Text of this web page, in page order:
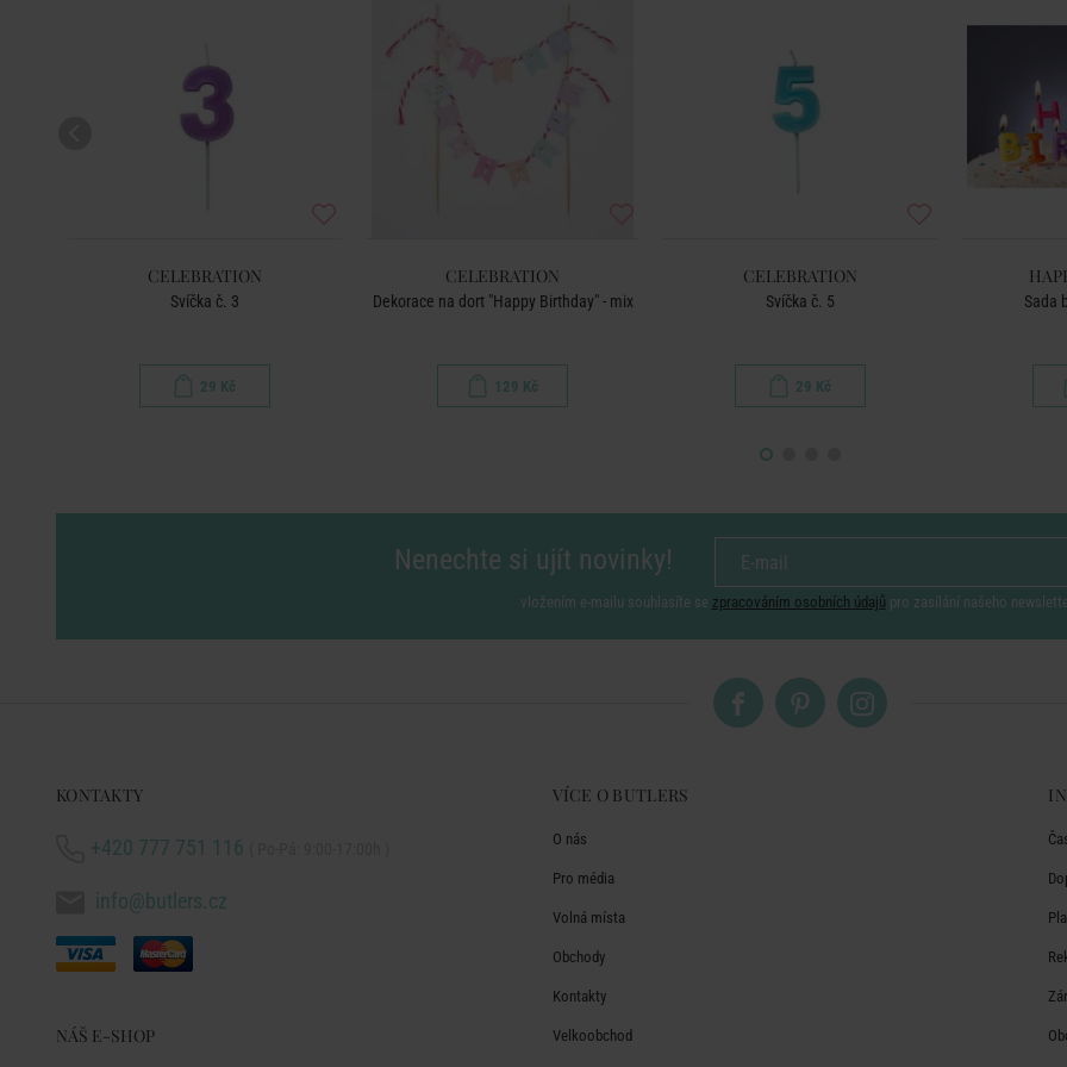
CELEBRATION
Svíčka č. 3
29 Kč
CELEBRATION
Dekorace na dort "Happy Birthday" - mix
129 Kč
CELEBRATION
Svíčka č. 5
29 Kč
Sada
Nenechte si ujít novinky!
vložením e-mailu souhlasíte se zpracováním osobních údajů pro zasílání našeho
KONTAKTY
+420 777 751 116
info@butlers.cz
NÁŠ E-SHOP
VÍCE O BUTLERS
O nás
Pro média
Volná místa
Obchody
Kontakty
Velkoobchod